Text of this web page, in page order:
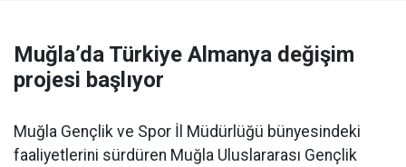
Muğla’da Türkiye Almanya değişim
projesi başlıyor
Muğla Gençlik ve Spor İl Müdürlüğü bünyesindeki
faaliyetlerini sürdüren Muğla Uluslararası Gençlik